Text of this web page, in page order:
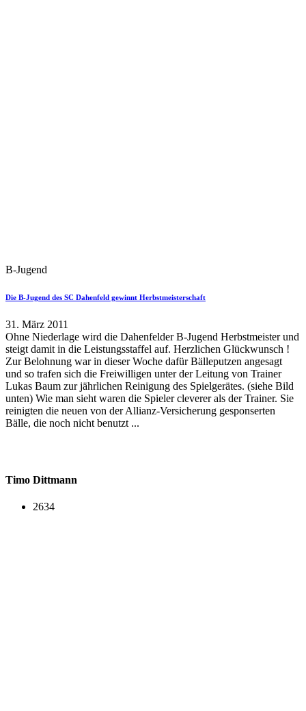
B-Jugend
Die B-Jugend des SC Dahenfeld gewinnt Herbstmeisterschaft
31. März 2011
Ohne Niederlage wird die Dahenfelder B-Jugend Herbstmeister und
steigt damit in die Leistungsstaffel auf. Herzlichen Glückwunsch !
Zur Belohnung war in dieser Woche dafür Bälleputzen angesagt
und so trafen sich die Freiwilligen unter der Leitung von Trainer
Lukas Baum zur jährlichen Reinigung des Spielgerätes. (siehe Bild
unten) Wie man sieht waren die Spieler cleverer als der Trainer. Sie
reinigten die neuen von der Allianz-Versicherung gesponserten
Bälle, die noch nicht benutzt ...
Timo Dittmann
2634